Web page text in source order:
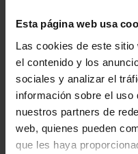
Esta página web usa
Las cookies de este
el contenido y los
sociales y analizar el
información sobre el uso
nuestros partners de
web, quienes pueden
que les haya